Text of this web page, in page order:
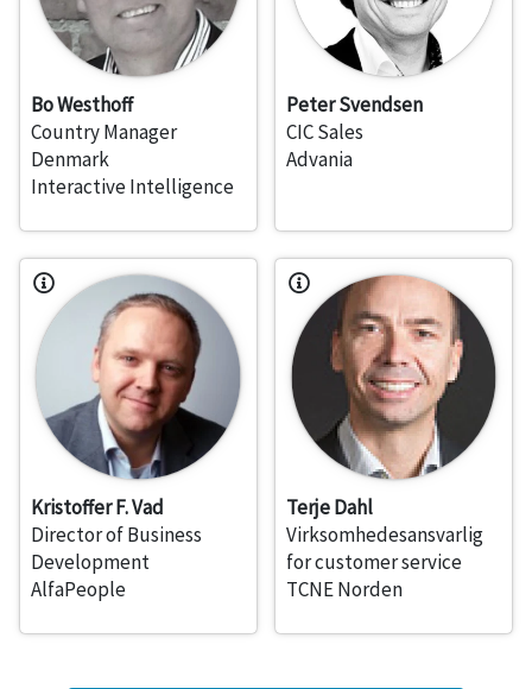
Bo Westhoff
Country Manager
Denmark
Interactive Intelligence
Peter Svendsen
CIC Sales
Advania
Kristoffer F. Vad
Director of Business
Development
AlfaPeople
Terje Dahl
Virksomhedesansvarlig
for customer service
TCNE Norden